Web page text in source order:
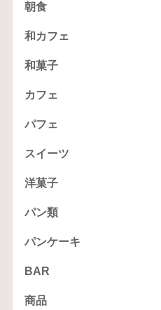
朝食
和カフェ
和菓子
カフェ
パフェ
スイーツ
洋菓子
パン類
パンケーキ
BAR
商品